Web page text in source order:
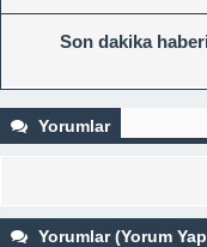
Son dakika
Yorumlar
Yorumlar (Yorum